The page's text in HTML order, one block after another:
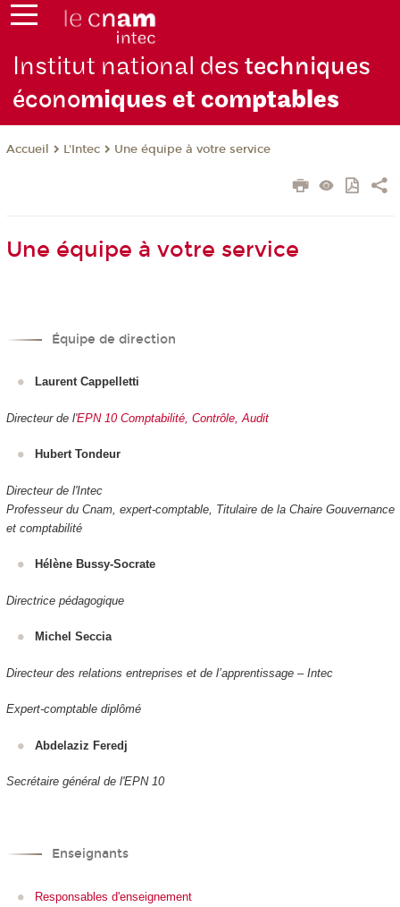
Institut national destechniques
économiques et comptables
Accueil L'Intec Une équipe à votre service
Une équipe à votre service
Équipe de direction
Laurent Cappelletti
Directeur de l'EPN 10 Comptabilité, Contrôle, Audit
Hubert Tondeur
Directeur de l'Intec
Professeur du Cnam, expert-comptable, Titulaire de la Chaire Gouvernance
et comptabilité
Hélène Bussy-Socrate
Directrice pédagogique
Michel Seccia
Directeur des relations entreprises et de l’apprentissage – Intec
Expert-comptable diplômé
Abdelaziz Feredj
Secrétaire général de l'EPN 10
Enseignants
Responsables d'enseignement